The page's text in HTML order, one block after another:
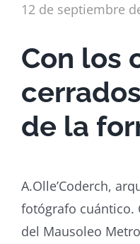
12 de septiembre
Con los
de la
A.Olle’Coderch,
fotógrafo cuántico.
del Mausoleo